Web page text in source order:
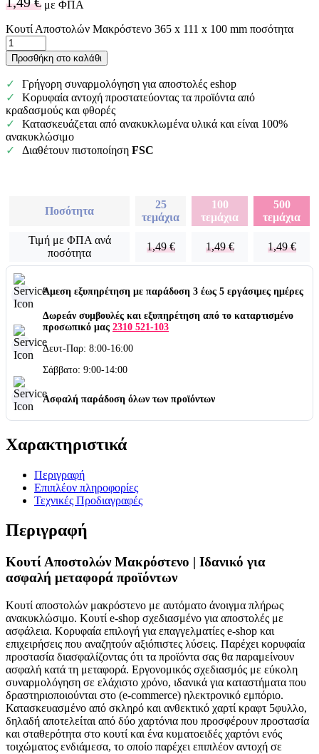
με ΦΠΑ
Κουτί Αποστολών Μακρόστενο 365 x 111 x 100 mm ποσότητα
Προσθήκη στο καλάθι
Γρήγορη συναρμολόγηση για αποστολές eshop
Κορυφαία αντοχή προστατεύοντας τα προϊόντα από
κραδασμούς και φθορές
Κατασκευάζεται από ανακυκλωμένα υλικά και είναι 100%
ανακυκλώσιμο
Διαθέτουν πιστοποίηση FSC
Ποσότητα
25
τεμάχια
100
τεμάχια
500
τεμάχια
Τιμή με ΦΠΑ ανά
ποσότητα
1,49€ 1,49€ 1,49€
Άμεση εξυπηρέτηση με παράδοση 3 έως 5 εργάσιμες ημέρες
Δωρεάν συμβουλές και εξυπηρέτηση από το καταρτισμένο
προσωπικό μας 2310 521-103
Δευτ-Παρ: 8:00-16:00
Σάββατο: 9:00-14:00
Ασφαλή παράδοση όλων των προϊόντων
Χαρακτηριστικά
Περιγραφή
Επιπλέον πληροφορίες
Τεχνικές Προδιαγραφές
Περιγραφή
Κουτί Αποστολών Μακρόστενο | Ιδανικό για
ασφαλή μεταφορά προϊόντων
Κουτί αποστολών μακρόστενο με αυτόματο άνοιγμα πλήρως
ανακυκλώσιμο. Κουτί e-shop σχεδιασμένο για αποστολές με
ασφάλεια. Kορυφαία επιλογή για επαγγελματίες e-shop και
επιχειρήσεις που αναζητούν αξιόπιστες λύσεις. Παρέχει κορυφαία
προστασία διασφαλίζοντας ότι τα προϊόντα σας θα παραμείνουν
ασφαλή κατά τη μεταφορά. Εργονομικός σχεδιασμός με εύκολη
συναρμολόγηση σε ελάχιστο χρόνο, ιδανικά για καταστήματα που
δραστηριοποιούνται στο (e-commerce) ηλεκτρονικό εμπόριο.
Κατασκευασμένο από σκληρό και ανθεκτικό χαρτί κραφτ 5φυλλο,
δηλαδή αποτελείται από δύο χαρτόνια που προσφέρουν προστασία
και σταθερότητα στο κουτί και ένα κυματοειδές χαρτόνι ενός
τοιχώματος ενδιάμεσα, το οποίο παρέχει επιπλέον αντοχή σε